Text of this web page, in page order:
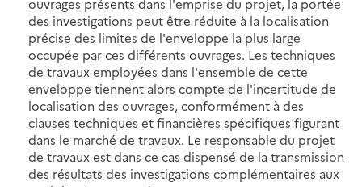
des investigations peut être réduite à la localisation
précise des limites de l'enveloppe la plus large
occupée par ces différents ouvrages. Les techniques
de travaux employées dans l'ensemble de cette
enveloppe tiennent alors compte de l'incertitude de
localisation des ouvrages, conformément à des
clauses techniques et financières spécifiques figurant
dans le marché de travaux. Le responsable du projet
de travaux est dans ce cas dispensé de la transmission
des résultats des investigations complémentaires aux